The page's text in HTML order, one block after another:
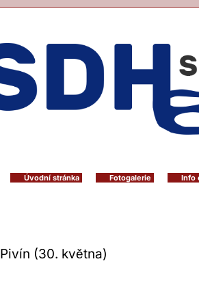
Úvodní stránka Fotogalerie Info
Pivín (30. května)